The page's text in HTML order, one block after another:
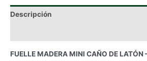
Descripción
FUELLE MADERA MINI CAÑO DE